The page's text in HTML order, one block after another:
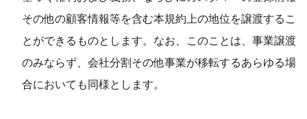
その他の顧客情報等を含む本規約上の地位を譲渡するこ
とができるものとします。なお、このことは、事業譲渡
のみならず、会社分割その他事業が移転するあらゆる場
合においても同様とします。